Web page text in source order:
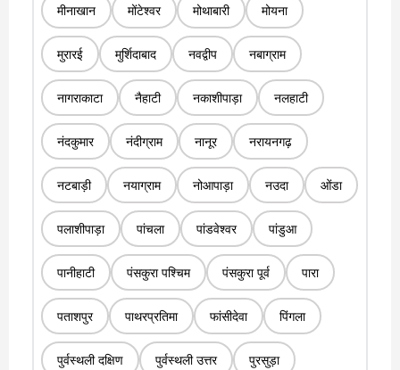
मीनाखान मोंटेश्वर मोथाबारी मोयना
मुरारई मुर्शिदाबाद नवद्वीप नबाग्राम
नागराकाटा नैहाटी नकाशीपाड़ा नलहाटी
नंदकुमार नंदीग्राम नानूर नरायनगढ़
नटबाड़ी नयाग्राम नोआपाड़ा नउदा ओंडा
पलाशीपाड़ा पांचला पांडवेश्वर पांडुआ
पानीहाटी पंसकुरा पश्चिम पंसकुरा पूर्व पारा
पताशपुर पाथरप्रतिमा फांसीदेवा पिंगला
पुर्वस्थली दक्षिण पुर्वस्थली उत्तर पुरसुड़ा